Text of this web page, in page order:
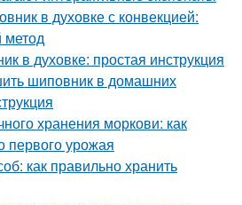
в духовке с конвекцией:
метод
в духовке: простая инструкция
шиповник в домашних
хранения моркови: как
первого урожая
как правильно хранить